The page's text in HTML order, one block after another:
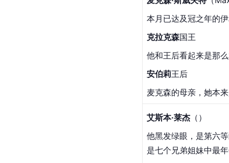
本月已达及冠之年的
克拉克森国王
他和王后看起来是那
安伯莉王后
麦克森的母亲，她本
艾斯本·莱杰 （）
他黑发绿眼，是第六
是七个兄弟姐妹中最